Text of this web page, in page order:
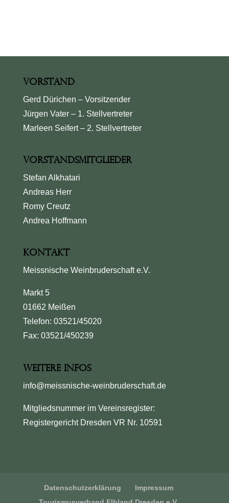
Vorstand
Gerd Dürichen – Vorsitzender
Jürgen Vater – 1. Stellvertreter
Marleen Seifert – 2. Stellvertreter
Vorstandsmitglieder
Stefan Alkhatari
Andreas Herr
Romy Creutz
Andrea Hoffmann
Kontakt
Meissnische Weinbruderschaft e.V.
Markt 5
01662 Meißen
Telefon: 03521/45020
Fax: 03521/450239
Weitere Infos
info@meissnische-weinbruderschaft.de
Mitgliedsnummer im Vereinsregister:
Registergericht Dresden VR Nr. 10591
Datenschutzerklärung
Impressum